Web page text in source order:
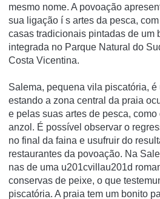
mesmo nome. A povoação
sua ligação í s artes da pesca,
casas tradicionais pintadas de um
integrada no Parque Natural do
Costa Vicentina.
Salema, pequena vila piscatória, é
estando a zona central da praia
e pelas suas artes de pesca,
anzol. É possí­vel observar o
no final da faina e usufruir do
restaurantes da povoação. Na
nas de uma u201cvillau201d
conservas de peixe, o que
piscatória. A praia tem um bonito